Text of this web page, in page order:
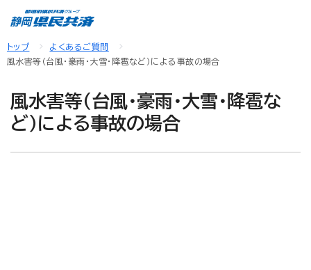
トップ
よくあるご質問
風水害等（台風・豪雨・大雪・降雹など）による事故の場合
風水害等（台風・豪雨・大雪・降雹な
ど）による事故の場合